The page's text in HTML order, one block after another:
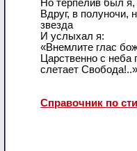
Но терпелив был я,
Вдруг, в полуночи,
звезда
И услыхал я:
«Внемлите глас
Царственно с неба
слетает Свобода!..»
Справочник по